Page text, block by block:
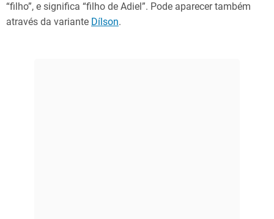
“filho”, e significa “filho de Adiel”. Pode aparecer também
através da variante Dílson.